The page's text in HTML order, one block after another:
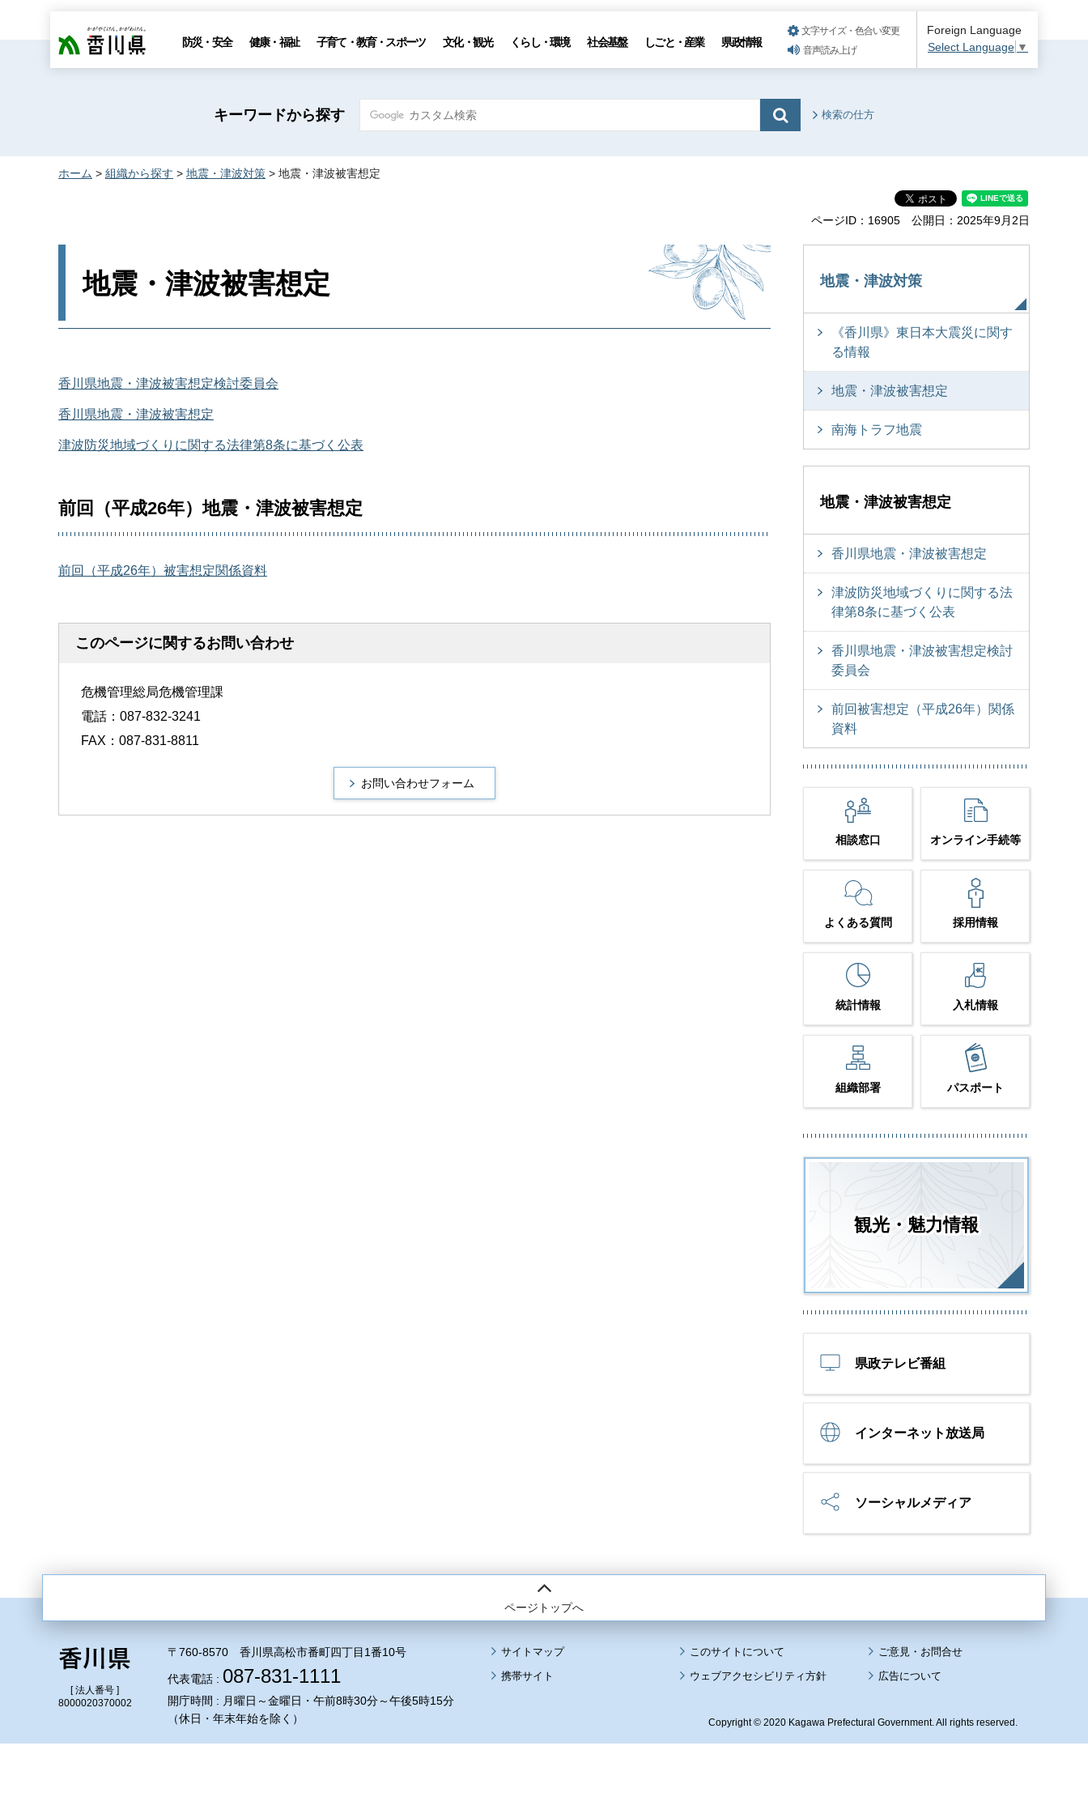
香川県 防災・安全 健康・福祉 子育て・教育・スポーツ 文化・観光 くらし・環境 社会基盤 しごと・産業 県政情報
文字サイズ・色合い変更
音声読み上げ
Foreign Language
Select Language ▼
キーワードから探す 検索の仕方
ホーム > 組織から探す > 地震・津波対策 > 地震・津波被害想定
ページID：16905 公開日：2025年9月2日
地震・津波被害想定
香川県地震・津波被害想定検討委員会
香川県地震・津波被害想定
津波防災地域づくりに関する法律第8条に基づく公表
前回（平成26年）地震・津波被害想定
前回（平成26年）被害想定関係資料
このページに関するお問い合わせ
危機管理総局危機管理課
電話：087-832-3241
FAX：087-831-8811
地震・津波対策
《香川県》東日本大震災に関す
る情報
地震・津波被害想定
南海トラフ地震
地震・津波被害想定
香川県地震・津波被害想定
津波防災地域づくりに関する法
律第8条に基づく公表
香川県地震・津波被害想定検討
委員会
前回被害想定（平成26年）関係
資料
相談窓口 オンライン手続等
よくある質問 採用情報
統計情報 入札情報
組織部署 パスポート
観光・魅力情報
県政テレビ番組
インターネット放送局
ソーシャルメディア
ページトップへ
[ 法人番号 ]
8000020370002
〒760-8570 香川県高松市番町四丁目1番10号
代表電話 : 087-831-1111
開庁時間 : 月曜日～金曜日・午前8時30分～午後5時15分
（休日・年末年始を除く）
サイトマップ
このサイトについて
携帯サイト
ウェブアクセシビリティ方針 広告について
Copyright © 2020 Kagawa Prefectural Government. All rights reserved.